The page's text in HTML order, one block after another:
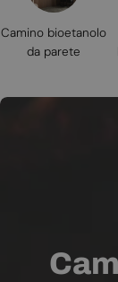
Camino bioetanolo
da parete